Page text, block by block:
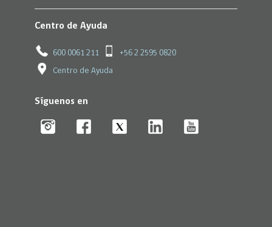
Centro de Ayuda
600 0061 211 +56 2 2595 0820
Centro de Ayuda
Síguenos en